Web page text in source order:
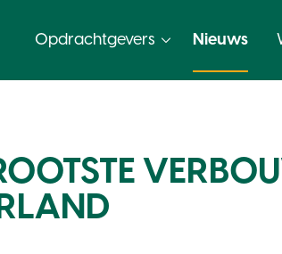
Opdrachtgevers Nieuws